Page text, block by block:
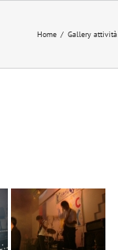
Home / Gallery attività